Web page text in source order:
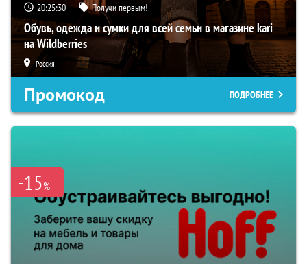
20:25:29 Получи первым!
Обувь, одежда и сумки для всей семьи в магазине kari
на Wildberries
Россия
Промокод ПОДРОБНЕЕ
-15%